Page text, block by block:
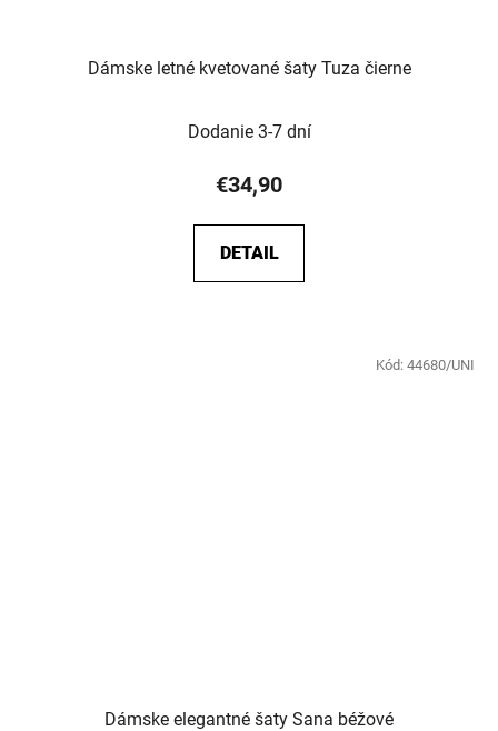
Dámske letné kvetované šaty Tuza čierne
Dodanie 3-7 dní
€34,90
DETAIL
Dámske elegantné šaty Sana béžové
Kód: 44680/UNI